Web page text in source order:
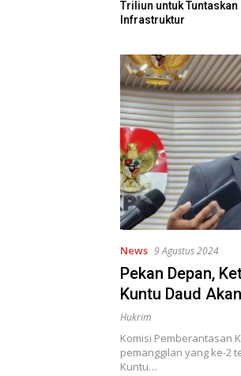
Triliun untuk Tuntaskan
Infrastruktur
News 9 Agustus 2024
Pekan Depan,
Kuntu Daud
Hukrim
Komisi Pemberantasan
pemanggilan yang ke-2
Kuntu…